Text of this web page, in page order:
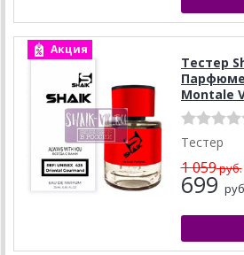
Акция
Тестер
Montale
Тестер
1 059руб.
699